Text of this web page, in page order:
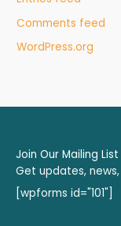
Comments feed
WordPress.org
Join Our Mailing List
Get updates,
[wpforms id="101"]